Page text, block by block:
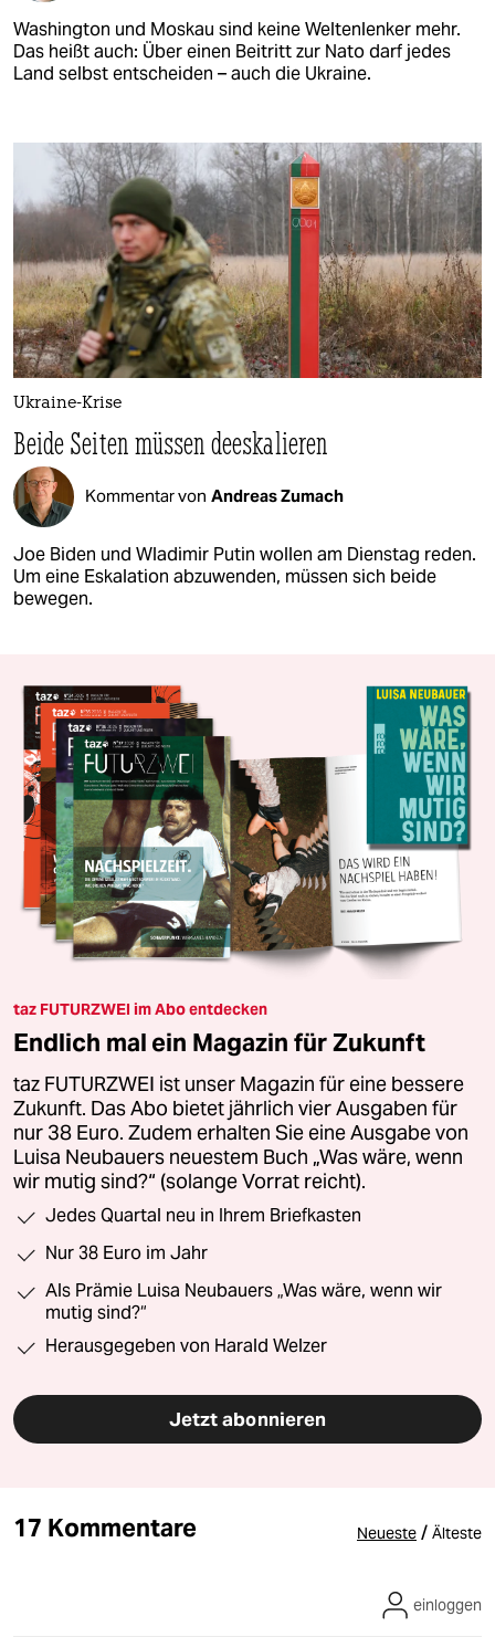
Washington und Moskau sind keine Weltenlenker mehr.
Das heißt auch: Über einen Beitritt zur Nato darf jedes
Land selbst entscheiden – auch die Ukraine.
Ukraine-Krise
Beide Seiten müssen deeskalieren
Kommentar von Andreas Zumach
Joe Biden und Wladimir Putin wollen am Dienstag reden.
Um eine Eskalation abzuwenden, müssen sich beide
bewegen.
taz FUTURZWEI im Abo entdecken
Endlich mal ein Magazin für Zukunft
taz FUTURZWEI ist unser Magazin für eine bessere
Zukunft. Das Abo bietet jährlich vier Ausgaben für
nur 38 Euro. Zudem erhalten Sie eine Ausgabe von
Luisa Neubauers neuestem Buch „Was wäre, wenn
wir mutig sind?“ (solange Vorrat reicht).
Jedes Quartal neu in Ihrem Briefkasten
Nur 38 Euro im Jahr
Als Prämie Luisa Neubauers „Was wäre, wenn wir
mutig sind?“
Herausgegeben von Harald Welzer
Jetzt abonnieren
17 Kommentare Neueste / Älteste
einloggen